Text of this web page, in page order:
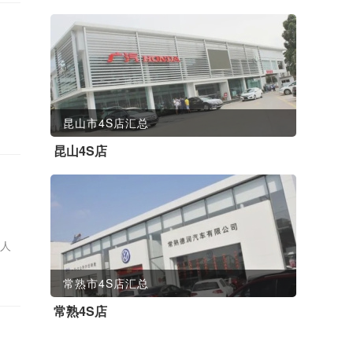
昆山市4S店汇总
昆山4S店
常熟市4S店汇总
常熟4S店